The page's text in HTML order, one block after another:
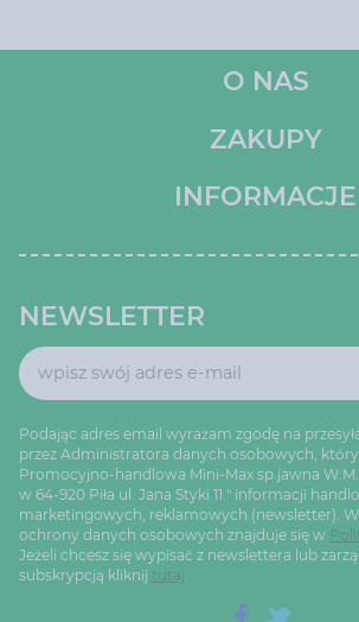
O NAS
ZAKUPY
INFORMACJE
NEWSLETTER
Podając adres email wyrażam zgodę na
przez Administratora danych osobowych,
Promocyjno-handlowa Mini-Max sp.jawna
w 64-920 Piła ul. Jana Styki 11." informacji
marketingowych, reklamowych (newsletter).
ochrony danych osobowych znajduje się w
Jeżeli chcesz się wypisać z newslettera lub
subskrypcją kliknij tutaj